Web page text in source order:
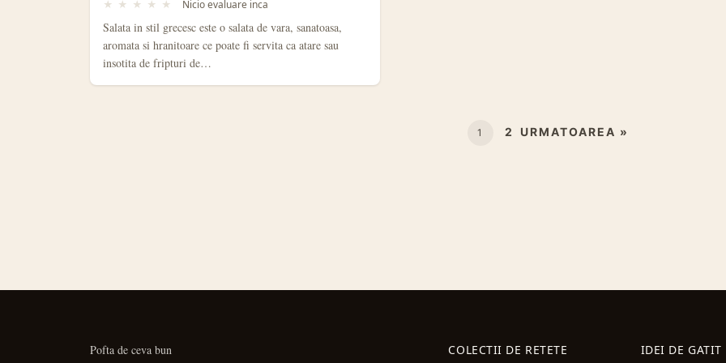
★ ★ ★ ★ ★ Nicio evaluare inca
Salata in stil grecesc este o salata de vara, sanatoasa,
aromata si hranitoare ce poate fi servita ca atare sau
insotita de fripturi de…
1 2 URMATOAREA »
Pofta de ceva bun COLECTII DE RETETE IDEI DE GATIT